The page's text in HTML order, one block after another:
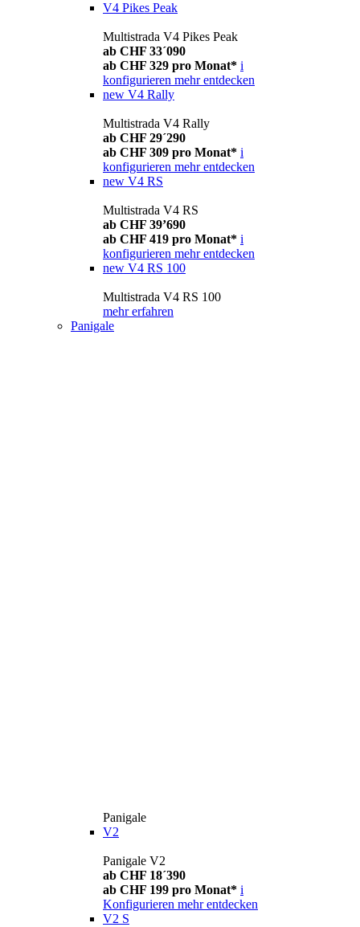
V4 Pikes Peak
Multistrada V4 Pikes Peak
ab CHF 33´090
ab CHF 329 pro Monat* i
konfigurieren mehr entdecken
new V4 Rally
Multistrada V4 Rally
ab CHF 29´290
ab CHF 309 pro Monat* i
konfigurieren mehr entdecken
new V4 RS
Multistrada V4 RS
ab CHF 39’690
ab CHF 419 pro Monat* i
konfigurieren mehr entdecken
new V4 RS 100
Multistrada V4 RS 100
mehr erfahren
Panigale
Panigale
V2
Panigale V2
ab CHF 18´390
ab CHF 199 pro Monat* i
Konfigurieren mehr entdecken
V2 S